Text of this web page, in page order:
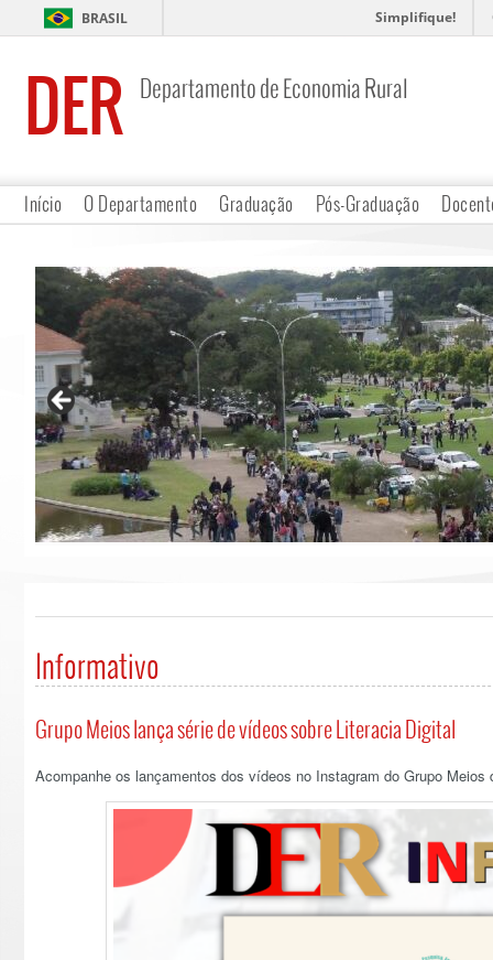
BRASIL Simplifique!
DER Departamento de Economia Rural
Início O Departamento Graduação Pós-Graduação
Informativo
Grupo Meios lança série de vídeos sobre Literacia Digital
Acompanhe os lançamentos dos vídeos no Instagram do Grupo